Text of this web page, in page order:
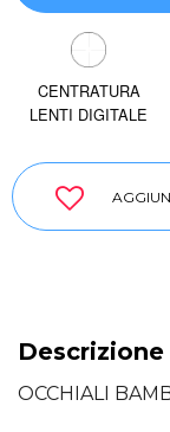
CENTRATURA
LENTI DIGITALE
Descrizione
OCCHIALI